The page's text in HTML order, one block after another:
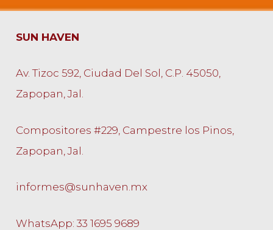
SUN HAVEN
Av. Tizoc 592, Ciudad Del Sol, C.P. 45050,
Zapopan, Jal.
Compositores #229, Campestre los Pinos,
Zapopan, Jal.
informes@sunhaven.mx
WhatsApp: 33 1695 9689